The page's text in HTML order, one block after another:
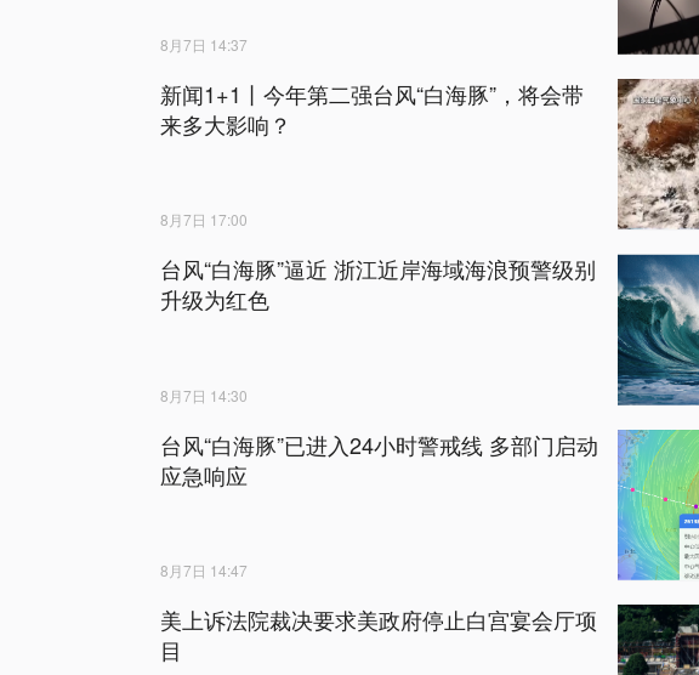
8月7日 14:37
新闻1+1丨今年第二强台风“白海豚”，将会带
来多大影响？
8月7日 17:00
台风“白海豚”逼近 浙江近岸海域海浪预警级别
升级为红色
8月7日 14:30
台风“白海豚”已进入24小时警戒线 多部门启动
应急响应
8月7日 14:47
美上诉法院裁决要求美政府停止白宫宴会厅项
目